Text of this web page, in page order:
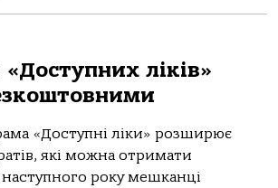
ліків»
«Доступні ліки» розширює
які можна отримати
року мешканці